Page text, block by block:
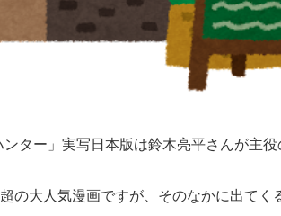
ター」実写日本版は鈴木亮平さんが主
の大人気漫画ですが、そのなかに出てく